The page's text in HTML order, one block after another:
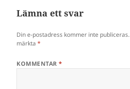
Lämna ett svar
Din e-postadress kommer inte publiceras.
märkta*
KOMMENTAR*